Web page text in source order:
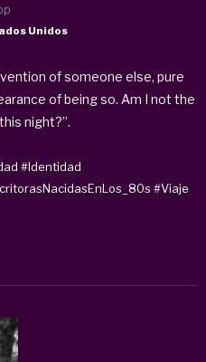
Unidos
of someone else, pure
of being so. Am I not the
night?”.
#Identidad
#Viaje